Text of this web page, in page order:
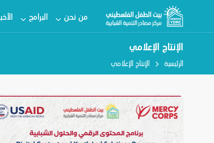
من نحن البرامج
الإنتاج الإعلامي
الرئيسية الإنتاج الإعلامي